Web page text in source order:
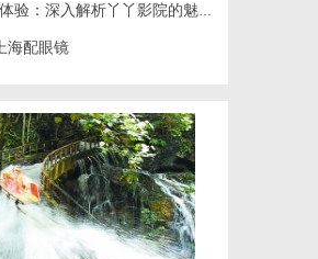
：深入解析丫丫影院的魅力与优势
海配眼镜